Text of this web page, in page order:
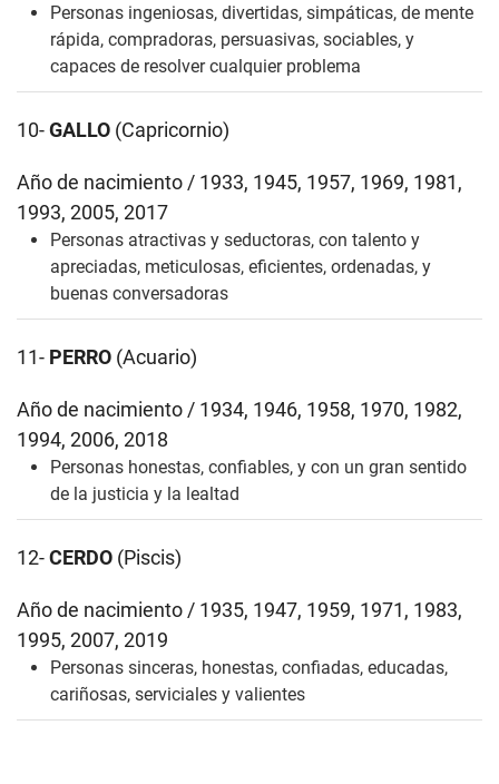
Personas ingeniosas, divertidas, simpáticas, de mente
rápida, compradoras, persuasivas, sociables, y
capaces de resolver cualquier problema
10-GALLO (Capricornio)
Año de nacimiento / 1933, 1945, 1957, 1969, 1981,
1993, 2005, 2017
Personas atractivas y seductoras, con talento y
apreciadas, meticulosas, eficientes, ordenadas, y
buenas conversadoras
11- PERRO (Acuario)
Año de nacimiento / 1934, 1946, 1958, 1970, 1982,
1994, 2006, 2018
Personas honestas, confiables, y con un gran sentido
de la justicia y la lealtad
12-CERDO (Piscis)
Año de nacimiento / 1935, 1947, 1959, 1971, 1983,
1995, 2007, 2019
Personas sinceras, honestas, confiadas, educadas,
cariñosas, serviciales y valientes